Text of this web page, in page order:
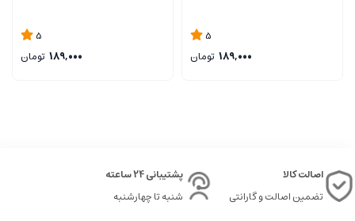
5
189,000 تومان
5
189,000 تومان
اصالت کالا
تضمین اصالت و گارانتی
پشتیبانی 24 ساعته
شنبه تا چهارشنبه